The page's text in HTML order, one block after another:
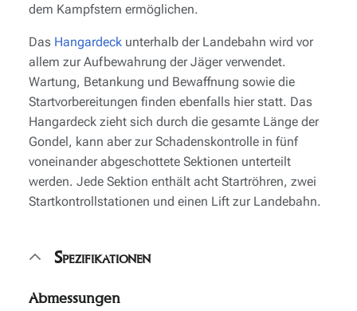
dem Kampfstern ermöglichen.
Das Hangardeck unterhalb der Landebahn wird vor
allem zur Aufbewahrung der Jäger verwendet.
Wartung, Betankung und Bewaffnung sowie die
Startvorbereitungen finden ebenfalls hier statt. Das
Hangardeck zieht sich durch die gesamte Länge der
Gondel, kann aber zur Schadenskontrolle in fünf
voneinander abgeschottete Sektionen unterteilt
werden. Jede Sektion enthält acht Startröhren, zwei
Startkontrollstationen und einen Lift zur Landebahn.
Spezifikationen
Abmessungen